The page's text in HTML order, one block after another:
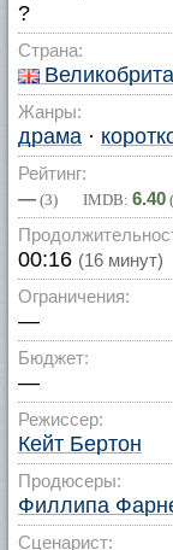
?
Страна:
Жанры:
драма ·
Рейтинг:
— (3) IMDB: 6.40 (
00:16 (16 минут)
Ограничения:
—
Бюджет:
—
Режиссер:
Кейт Бертон
Продюсеры:
Филлипа
Сценарист: